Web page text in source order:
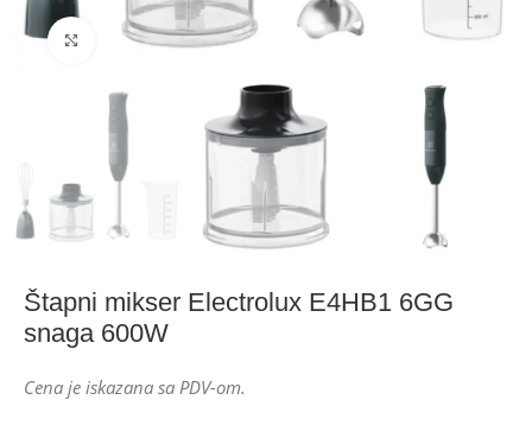
Click to enlarge
Štapni mikser Electrolux E4HB1 6GG
snaga 600W
Cena je iskazana sa PDV-om.